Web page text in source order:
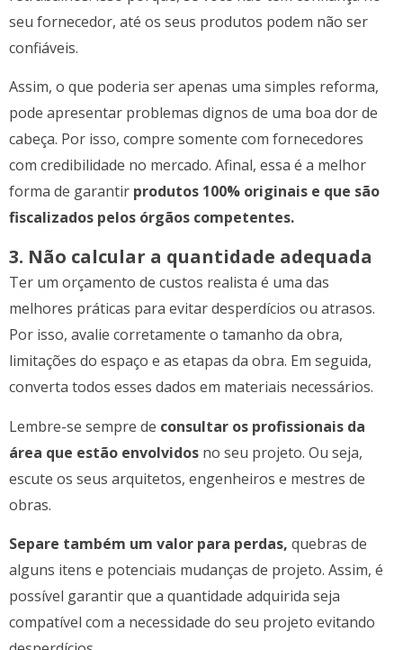
seu fornecedor, até os seus produtos podem não ser
confiáveis.
Assim, o que poderia ser apenas uma simples reforma,
pode apresentar problemas dignos de uma boa dor de
cabeça. Por isso, compre somente com fornecedores
com credibilidade no mercado. Afinal, essa é a melhor
forma de garantir produtos 100% originais e que são
fiscalizados pelos órgãos competentes.
3. Não calcular a quantidade adequada
Ter um orçamento de custos realista é uma das
melhores práticas para evitar desperdícios ou atrasos.
Por isso, avalie corretamente o tamanho da obra,
limitações do espaço e as etapas da obra. Em seguida,
converta todos esses dados em materiais necessários.
Lembre-se sempre de consultar os profissionais da
área que estão envolvidos no seu projeto. Ou seja,
escute os seus arquitetos, engenheiros e mestres de
obras.
Separe também um valor para perdas, quebras de
alguns itens e potenciais mudanças de projeto. Assim, é
possível garantir que a quantidade adquirida seja
compatível com a necessidade do seu projeto evitando